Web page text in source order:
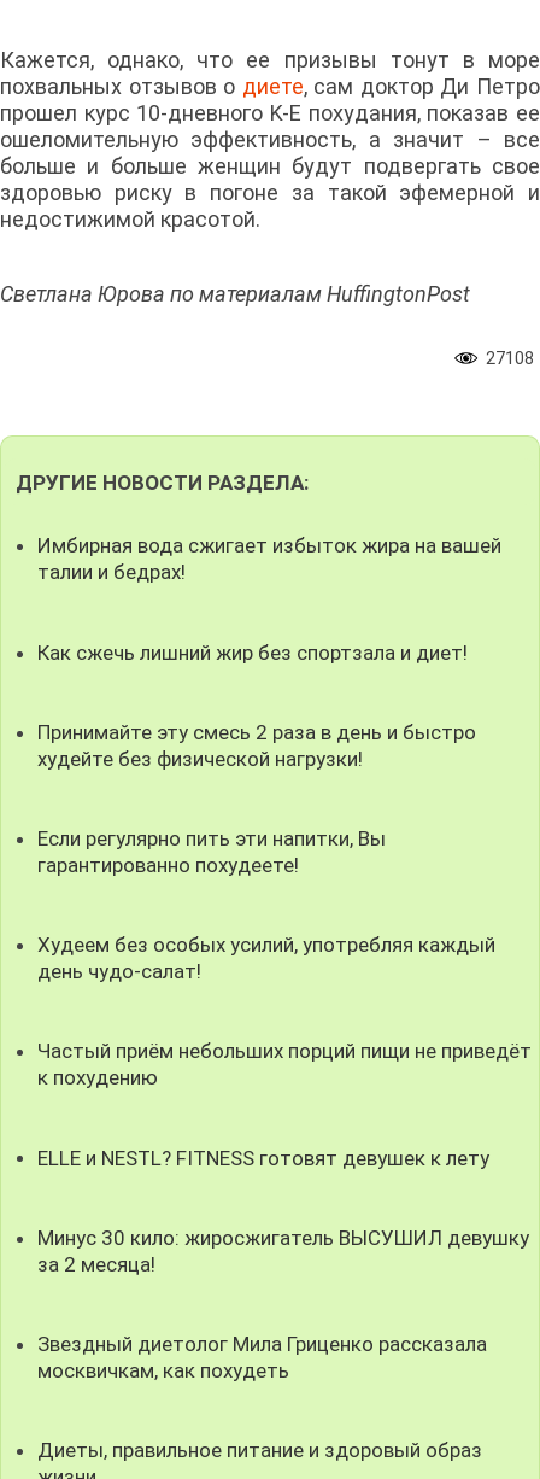
Кажется, однако, что ее призывы тонут в море
похвальных отзывов о диете, сам доктор Ди Петро
прошел курс 10-дневного K-E похудания, показав ее
ошеломительную эффективность, а значит – все
больше и больше женщин будут подвергать свое
здоровью риску в погоне за такой эфемерной и
недостижимой красотой.
Светлана Юрова по материалам HuffingtonPost
27108
ДРУГИЕ НОВОСТИ РАЗДЕЛА:
Имбирная вода сжигает избыток жира на вашей
талии и бедрах!
Как сжечь лишний жир без спортзала и диет!
Принимайте эту смесь 2 раза в день и быстро
худейте без физической нагрузки!
Если регулярно пить эти напитки, Вы
гарантированно похудеете!
Худеем без особых усилий, употребляя каждый
день чудо-салат!
Частый приём небольших порций пищи не приведёт
к похудению
ELLE и NESTL? FITNESS готовят девушек к лету
Минус 30 кило: жиросжигатель ВЫСУШИЛ девушку
за 2 месяца!
Звездный диетолог Мила Гриценко рассказала
москвичкам, как похудеть
Диеты, правильное питание и здоровый образ